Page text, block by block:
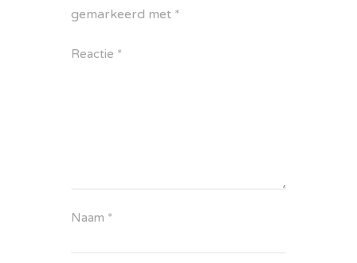
gemarkeerd met *
Reactie *
Naam *